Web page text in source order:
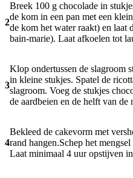
2
Breek 100 g chocolade in
de kom in een pan met een
de kom het water raakt) en laat
bain-marie). Laat afkoelen tot
3
Klop ondertussen de slagroom
in kleine stukjes. Spatel de
slagroom. Voeg de stukjes
de aardbeien en de helft van de
4
Bekleed de cakevorm met
rand hangen.Schep het
Laat minimaal 4 uur opstijven